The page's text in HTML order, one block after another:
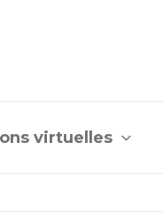
virtuelles